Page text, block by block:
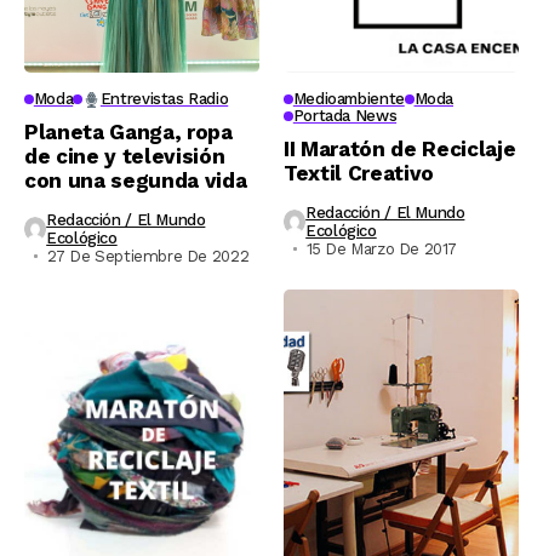
Moda Entrevistas Radio
Planeta Ganga, ropa
de cine y televisión
con una segunda vida
Redacción / El Mundo
Ecológico
27 De Septiembre De 2022
Medioambiente Moda
Portada News
II Maratón de Reciclaje
Textil Creativo
Redacción / El Mundo
Ecológico
15 De Marzo De 2017